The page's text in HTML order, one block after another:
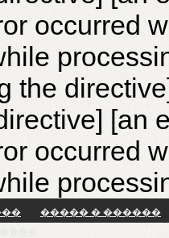
occurred
the
[an
occurred
����� � ������